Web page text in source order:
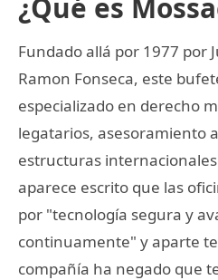
¿Qué es
Fundado allá por 1977 por
Ramon Fonseca, este
especializado en derecho
legatarios, asesoramiento
estructuras
aparece escrito que las
por "tecnología segura y
continuamente" y aparte
compañía ha negado que